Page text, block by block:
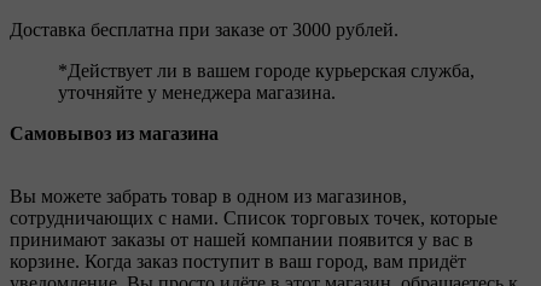
Доставка бесплатна при заказе от 3000 рублей.
*Действует ли в вашем городе курьерская служба,
уточняйте у менеджера магазина.
Самовывоз из магазина
Вы можете забрать товар в одном из магазинов,
сотрудничающих с нами. Список торговых точек, которые
принимают заказы от нашей компании появится у вас в
корзине. Когда заказ поступит в ваш город, вам придёт